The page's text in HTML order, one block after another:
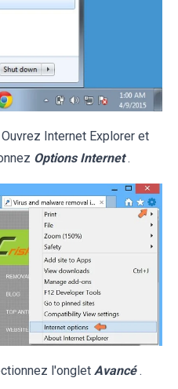
Ouvrez Internet Explorer et
Options Internet .
l'onglet Avancé .